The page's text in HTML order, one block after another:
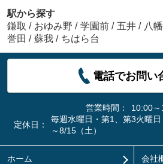
駅から探す
鎌取 / おゆみ野 / 学園前 / 五井 / 八
誉田 / 蘇我 / ちはら台
電話でお問い
営業時間：
10:00
定休日：
毎週水曜日・第1、第3火曜
～8/15（土）
ホーム 会社